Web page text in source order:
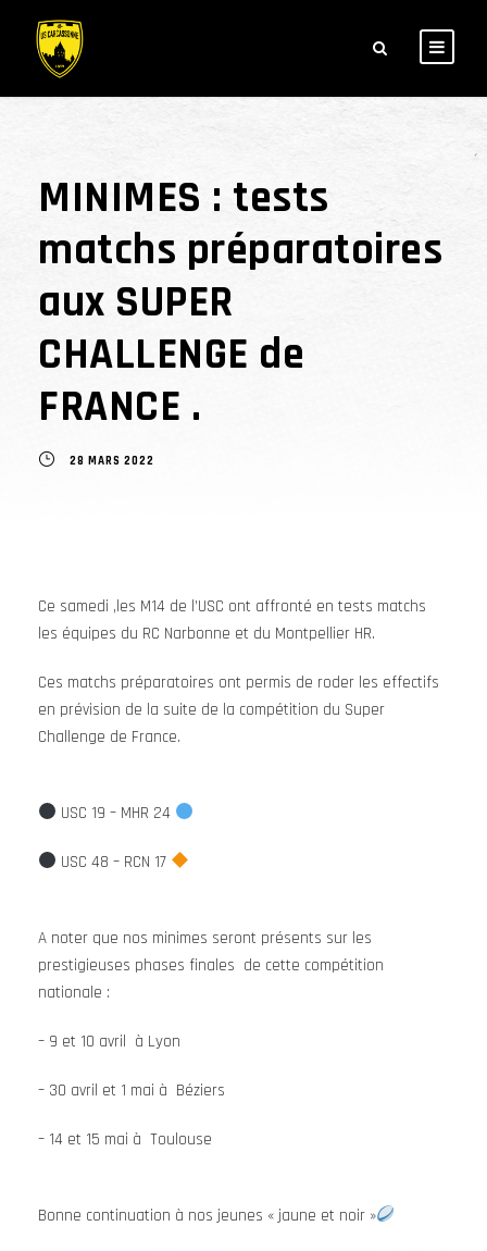
MINIMES : tests
matchs préparatoires
aux SUPER
CHALLENGE de
FRANCE .
28 MARS 2022
Ce samedi ,les M14 de l’USC ont affronté en tests matchs
les équipes du RC Narbonne et du Montpellier HR.
Ces matchs préparatoires ont permis de roder les effectifs
en prévision de la suite de la compétition du Super
Challenge de France.
USC 19 – MHR 24
USC 48 – RCN 17
A noter que nos minimes seront présents sur les
prestigieuses phases finales de cette compétition
nationale :
– 9 et 10 avril à Lyon
– 30 avril et 1 mai à Béziers
– 14 et 15 mai à Toulouse
Bonne continuation à nos jeunes « jaune et noir »